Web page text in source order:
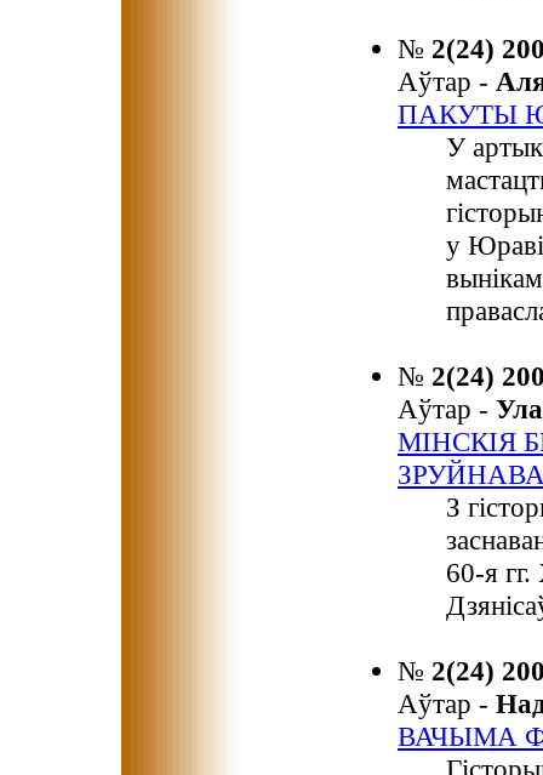
№ 2(24)
Аўтар -
ПАКУТЫ
У
у
№ 2(24)
Аўтар -
МІНСКІЯ
З
60-я гг.
№ 2(24)
Аўтар -
ВАЧЫМА